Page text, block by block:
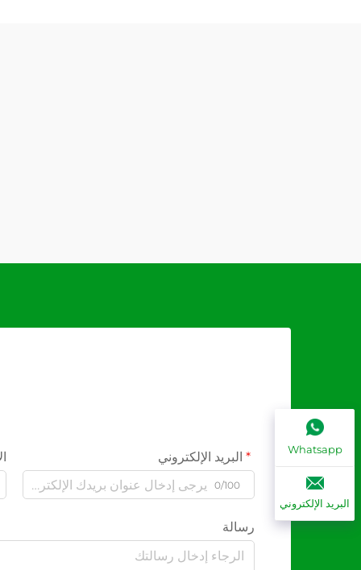
البريد الإلكتروني
0/100
رسالة
Whatsapp
البريد الإلكتروني